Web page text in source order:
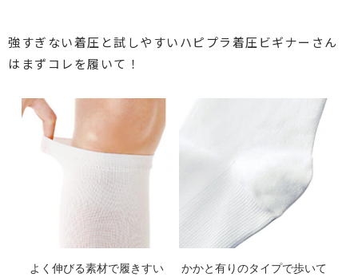
強すぎない着圧と試しやすいハピプラ着圧ビギナーさん
はまずコレを履いて！
よく伸びる素材で履きすい
かかと有りのタイプで歩いて